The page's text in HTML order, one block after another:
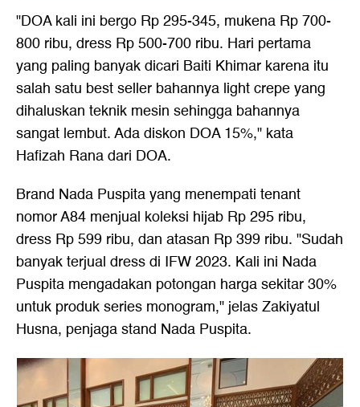
"DOA kali ini bergo Rp 295-345, mukena Rp 700-
800 ribu, dress Rp 500-700 ribu. Hari pertama
yang paling banyak dicari Baiti Khimar karena itu
salah satu best seller bahannya light crepe yang
dihaluskan teknik mesin sehingga bahannya
sangat lembut. Ada diskon DOA 15%," kata
Hafizah Rana dari DOA.
Brand Nada Puspita yang menempati tenant
nomor A84 menjual koleksi hijab Rp 295 ribu,
dress Rp 599 ribu, dan atasan Rp 399 ribu. "Sudah
banyak terjual dress di IFW 2023. Kali ini Nada
Puspita mengadakan potongan harga sekitar 30%
untuk produk series monogram," jelas Zakiyatul
Husna, penjaga stand Nada Puspita.